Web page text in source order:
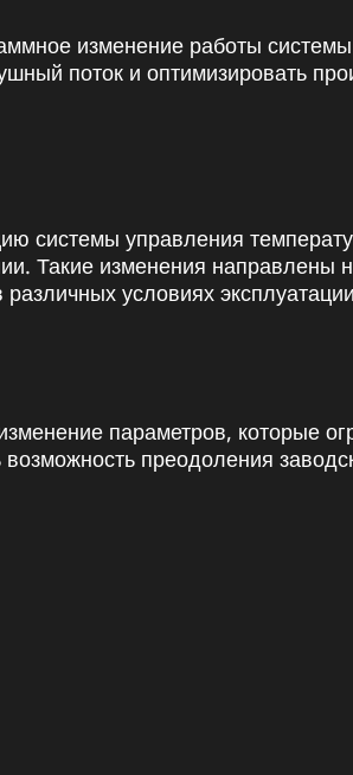
изменение работы
поток и оптимизировать
системы управления
Такие изменения направлены
условиях
параметров, которые
преодоления